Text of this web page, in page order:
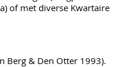
of met diverse Kwartaire
Berg & Den Otter 1993).